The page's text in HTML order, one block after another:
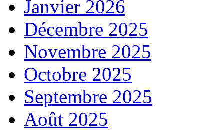
Janvier 2026
Décembre 2025
Novembre 2025
Octobre 2025
Septembre 2025
Août 2025